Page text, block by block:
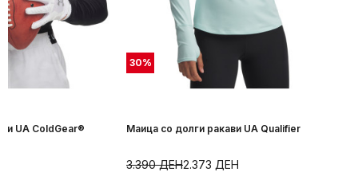
Маица со долги ракави UA ColdGear®
30%
Маица со долги ракави UA Qualifier
2.373 ДЕН
3.390ДЕН